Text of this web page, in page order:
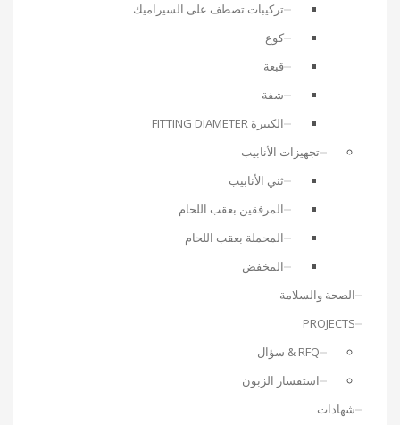
تركيبات تصطف على السيراميك
كوع
قبعة
شفة
الكبيرة FITTING DIAMETER
تجهيزات الأنابيب
ثني الأنابيب
المرفقين بعقب اللحام
المحملة بعقب اللحام
المخفض
الصحة والسلامة
PROJECTS
RFQ & سؤال
استفسار الزبون
شهادات